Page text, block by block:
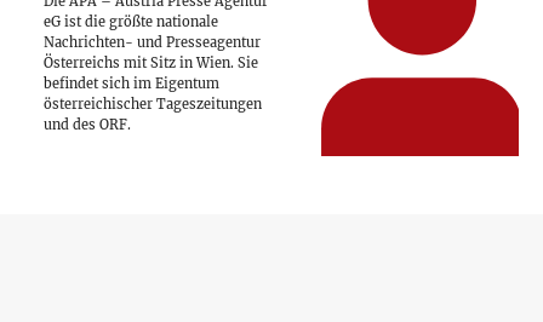
eG ist die größte nationale
Nachrichten- und Presseagentur
Österreichs mit Sitz in Wien. Sie
befindet sich im Eigentum
österreichischer Tageszeitungen
und des ORF.